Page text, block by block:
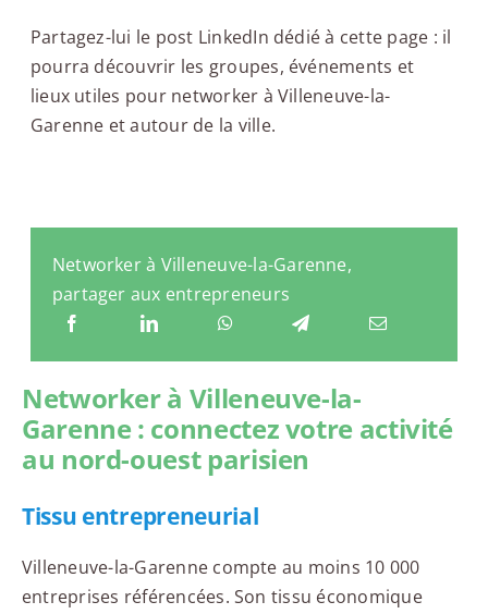
Partagez-lui le post LinkedIn dédié à cette page : il
pourra découvrir les groupes, événements et
lieux utiles pour networker à Villeneuve-la-
Garenne et autour de la ville.
Networker à Villeneuve-la-Garenne,
partager aux entrepreneurs
Networker à Villeneuve-la-
Garenne : connectez votre activité
au nord-ouest parisien
Tissu entrepreneurial
Villeneuve-la-Garenne compte au moins 10 000
entreprises référencées. Son tissu économique